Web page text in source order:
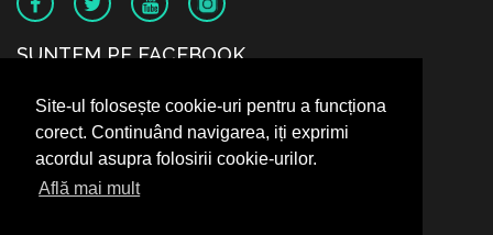
Site-ul folosește cookie-uri pentru a funcționa
corect. Continuând navigarea, iți exprimi
acordul asupra folosirii cookie-urilor.
Află mai mult
SUNTEM PE FACEBOOK